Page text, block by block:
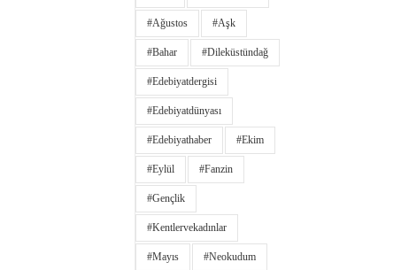
#ağustos #aşk
#bahar #dileküstündağ
#edebiyatdergisi
#edebiyatdünyası
#edebiyathaber #ekim
#eylül #fanzin
#gençlik
#kentlervekadınlar
#Mayıs #neokudum